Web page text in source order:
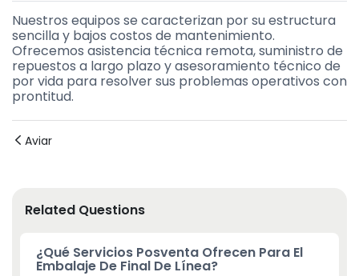
Nuestros equipos se caracterizan por su estructura
sencilla y bajos costos de mantenimiento.
Ofrecemos asistencia técnica remota, suministro de
repuestos a largo plazo y asesoramiento técnico de
por vida para resolver sus problemas operativos con
prontitud.
Aviar
Related Questions
¿Qué Servicios Posventa Ofrecen Para El
Embalaje De Final De Línea?